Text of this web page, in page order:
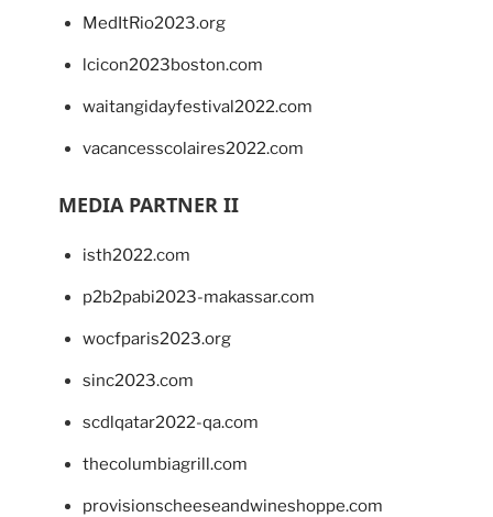
MedItRio2023.org
lcicon2023boston.com
waitangidayfestival2022.com
vacancesscolaires2022.com
MEDIA PARTNER II
isth2022.com
p2b2pabi2023-makassar.com
wocfparis2023.org
sinc2023.com
scdlqatar2022-qa.com
thecolumbiagrill.com
provisionscheeseandwineshoppe.com